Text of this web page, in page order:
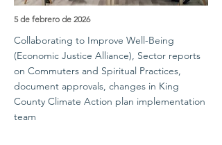
5 de febrero de 2026
Collaborating to Improve Well-Being
(Economic Justice Alliance), Sector reports
on Commuters and Spiritual Practices,
document approvals, changes in King
County Climate Action plan implementation
team